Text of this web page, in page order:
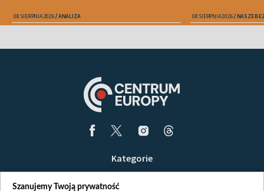
08 SIERPNIA 2026 ANALIZA 08 SIERPNIA 2026 NASZE
Kategorie
Szanujemy Twoją prywatność